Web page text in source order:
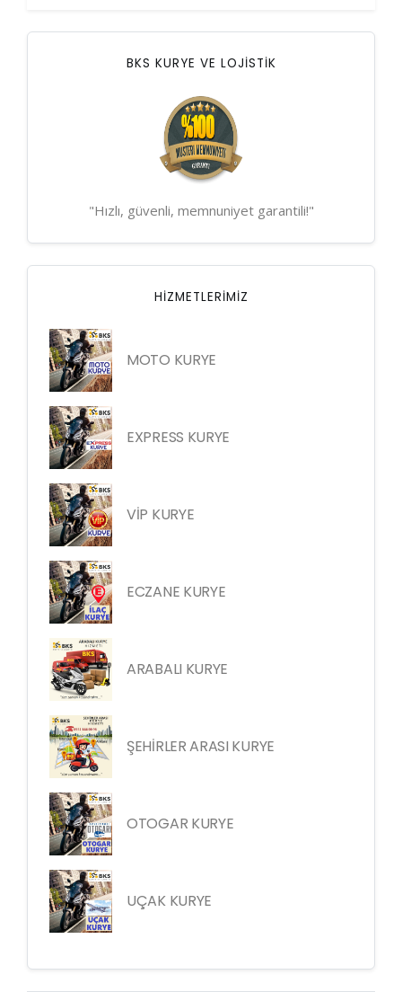
BKS KURYE VE LOJİSTİK
"Hızlı, güvenli, memnuniyet garantili!"
HIZMETLERIMIZ
MOTO KURYE
EXPRESS KURYE
VİP KURYE
ECZANE KURYE
ARABALI KURYE
ŞEHİRLER ARASI KURYE
OTOGAR KURYE
UÇAK KURYE